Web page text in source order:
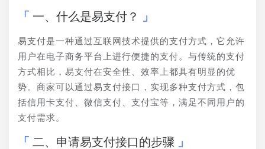
一、什么是易支付？
易支付是一种通过互联网技术提供的支付方式，它允许
用户在电子商务平台上进行便捷的支付。与传统的支付
方式相比，易支付在安全性、效率上都具有明显的优
势。商家可以通过易支付接口，实现多种支付方式，包
括信用卡支付、微信支付、支付宝等，满足不同用户的
支付需求。
二、申请易支付接口的步骤